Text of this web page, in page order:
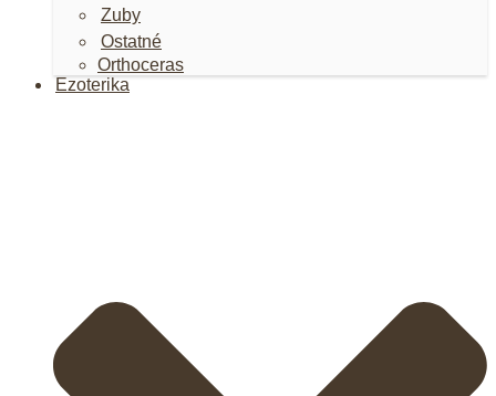
Zuby
Ostatné
Orthoceras
Ezoterika